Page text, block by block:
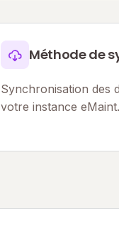
Méthode de
Synchronisation des
votre instance eMaint.